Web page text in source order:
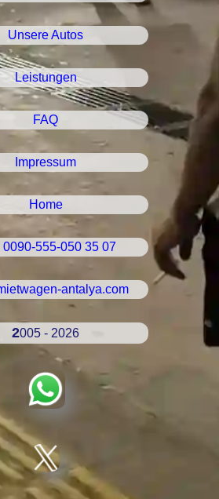
Unsere Autos
Leistungen
FAQ
Impressum
Home
0090-555-050 35 07
antalya.com
2005 - 2026